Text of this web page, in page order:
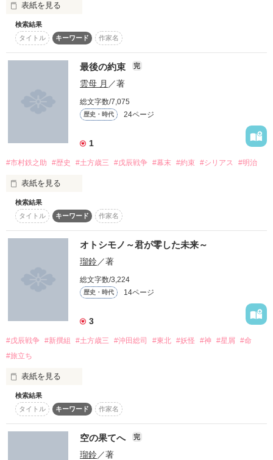
物語自体は独立したものなので、
『この空のした。』を読んでいなくても
大丈夫です。
ただし『この空のした。』で
歴史背景の説明をしているので、
『この空のした。』の登場人物も出てきます。
2018.11.16.〜2022.4.16.
作品を読む
精一杯 戦って
そして 散っていった
あなたたちを、私は けして
これは、
そんな激動の歴史の中に埋もれた
小さな 恋の物語。
『たったひとつでいい。
き通します。」
相反すると思われる考えを持つ二人の行く末は一体…
1月３１日完結、公開しました
ーーーーーーーーーーーーーーーーーーーーーーーーーーーー
ーーーーーーーーーーーーーー
※この作品は史実をもとにしたフィクションです。実際の出来
事と起きた出来事が前後しているなどがあります。
す。
表紙を見る
－－明治二年　五月　十八日－－
ただ、『生』にしがみ付く事しか。
ただ、託されたモノを守るしか。
貴方の――――
碧血に散った貴方の居ぬ中。
私は
脱線している可能性が大いに・・・・・
・感想、レビュー下さると、ハイテンションでお返事します
(笑)
【執筆：2014年4月26日～27日】
検索結果
タイトル
キーワード 作家名
最後の約束 完
雲母 月 ／著
総文字数/7,075
歴史・時代 24ページ
1
#市村鉄之助 #歴史 #土方歳三 #戊辰戦争 #幕末 #約束 #シリアス #明治
表紙を見る
『これを日野に届けてほしい』
西からは新たな時代を求め
相反する思いが生み出した
全ての戦いの集結間際
一人戦地を抜け出した少年がいた
検索結果
タイトル
キーワード 作家名
オトシモノ～君が零した未来～
瑠鈴／著
総文字数/3,224
歴史・時代 14ページ
3
#戊辰戦争 #新撰組 #土方歳三 #沖田総司 #東北 #妖怪 #神 #星屑 #命
#旅立ち
表紙を見る
もし、この世にもう一度、
お前に逢える術があるのだとしたら。
検索結果
タイトル
キーワード 作家名
空の果てへ 完
瑠鈴／著